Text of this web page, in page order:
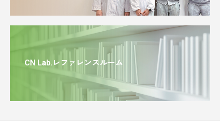
CN Lab.レファレンスルーム